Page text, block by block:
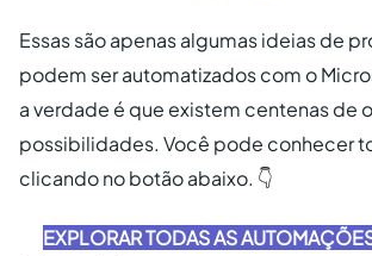
Essas são apenas algumas ideias de
podem ser automatizados com o
a verdade é que existem centenas de
possibilidades. Você pode conhecer
clicando no botão abaixo. 👇
EXPLORAR TODAS AS